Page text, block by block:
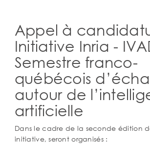
Corps
de
texte
Appel à
Initiative Inria -
Semestre franco-
québécois
autour de
artificielle
Dans le cadre de la seconde édition
initiative, seront organisés :